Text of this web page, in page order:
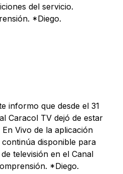
del servicio.
*Diego.
informo que desde el 31
Caracol TV dejó de estar
Vivo de la aplicación
disponible para
televisión en el Canal
*Diego.